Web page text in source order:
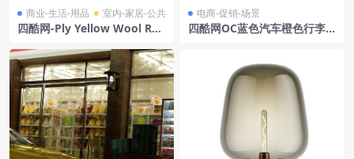
商业-生活-用品 室内-家居-公共
四酷网-Ply Yellow Wool Rug
电商-促销-场景
四酷网OC蓝色汽车橙色行李箱